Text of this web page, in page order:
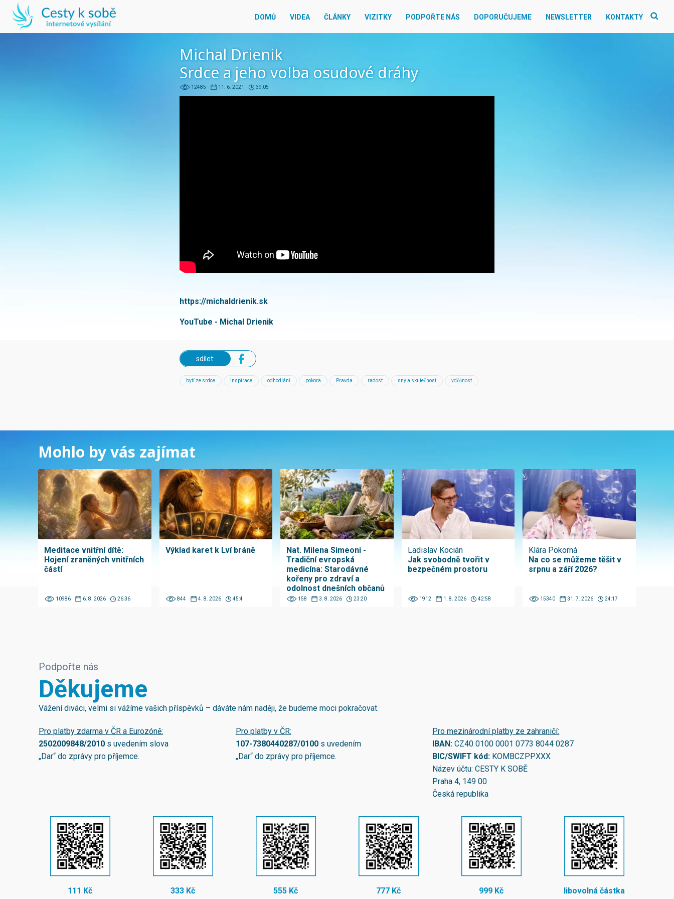
DOMŮ VIDEA ČLÁNKY VIZITKY PODPOŘTE NÁS DOPORUČUJEME NEWSLETTER KONTAKTY
Michal Drienik
Srdce a jeho volba osudové dráhy
12485 11. 6. 2021 39:05
https://michaldrienik.sk
YouTube - Michal Drienik
sdílet:
bytí ze srdce inspirace odhodlání pokora Pravda radost sny a skutečnost vděčnost
Mohlo by vás zajímat
Meditace vnitřní dítě:
Hojení zraněných vnitřních
částí
10986 6. 8. 2026 26:36
Výklad karet k Lví bráně
844 4. 8. 2026 45:4
Nat. Milena Simeoni -
Tradiční evropská
medicína: Starodávné
kořeny pro zdraví a
odolnost dnešních občanů
158 3. 8. 2026 23:20
Ladislav Kocián
Jak svobodně tvořit v
bezpečném prostoru
1912 1. 8. 2026 42:58
Klára Pokorná
Na co se můžeme těšit v
srpnu a září 2026?
15340 31. 7. 2026 24:17
Podpořte nás
Děkujeme
Vážení diváci, velmi si vážíme vašich příspěvků – dáváte nám naději, že budeme moci pokračovat.
Pro platby zdarma v ČR a Eurozóně:
2502009848/2010 s uvedením slova
„Dar“ do zprávy pro příjemce.
Pro platby v ČR:
107-7380440287/0100s uvedením
„Dar“ do zprávy pro příjemce.
Pro mezinárodní platby ze zahraničí:
IBAN:CZ40 0100 0001 0773 8044 0287
BIC/SWIFT kód: KOMBCZPPXXX
Název účtu: CESTY K SOBĚ
Praha 4, 149 00
Česká republika
111 Kč 333 Kč 555 Kč 777 Kč 999 Kč libovolná částka